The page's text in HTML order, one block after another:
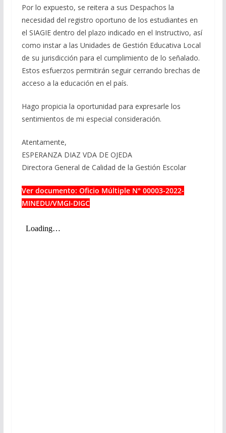
Por lo expuesto, se reitera a sus Despachos la
necesidad del registro oportuno de los estudiantes en
el SIAGIE dentro del plazo indicado en el Instructivo, así
como instar a las Unidades de Gestión Educativa Local
de su jurisdicción para el cumplimiento de lo señalado.
Estos esfuerzos permitirán seguir cerrando brechas de
acceso a la educación en el país.
Hago propicia la oportunidad para expresarle los
sentimientos de mi especial consideración.
Atentamente,
ESPERANZA DIAZ VDA DE OJEDA
Directora General de Calidad de la Gestión Escolar
Ver documento: Oficio Múltiple N° 00003-2022-
MINEDU/VMGI-DIGC